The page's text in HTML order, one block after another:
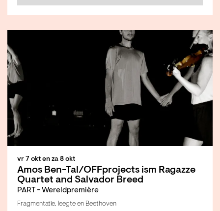
Amos Ben-Tal/OFFprojects ism Ragazze
Quartet and Salvador Breed
PART - Wereldpremière
vr 7 okt en za 8 okt
Fragmentatie, leegte en Beethoven